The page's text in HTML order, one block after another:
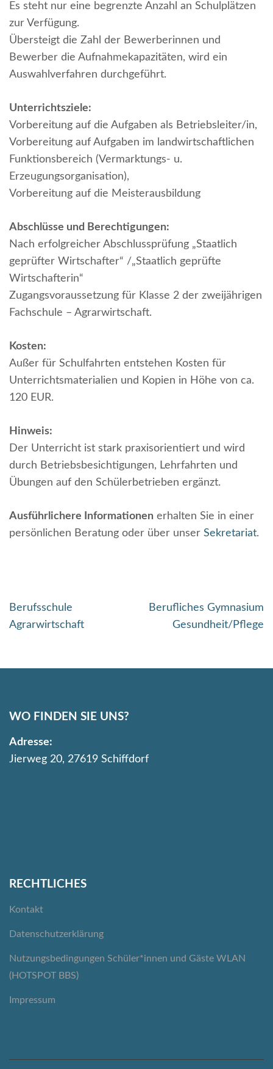
Es steht nur eine begrenzte Anzahl an Schulplätzen
zur Verfügung.
Übersteigt die Zahl der Bewerberinnen und
Bewerber die Aufnahmekapazitäten, wird ein
Auswahlverfahren durchgeführt.
Unterrichtsziele:
Vorbereitung auf die Aufgaben als Betriebsleiter/in,
Vorbereitung auf Aufgaben im landwirtschaftlichen
Funktionsbereich (Vermarktungs- u.
Erzeugungsorganisation),
Vorbereitung auf die Meisterausbildung
Abschlüsse und Berechtigungen:
Nach erfolgreicher Abschlussprüfung „Staatlich
geprüfter Wirtschafter“ /„Staatlich geprüfte
Wirtschafterin“
Zugangsvoraussetzung für Klasse 2 der zweijährigen
Fachschule – Agrarwirtschaft.
Kosten:
Außer für Schulfahrten entstehen Kosten für
Unterrichtsmaterialien und Kopien in Höhe von ca.
120 EUR.
Hinweis:
Der Unterricht ist stark praxisorientiert und wird
durch Betriebsbesichtigungen, Lehrfahrten und
Übungen auf den Schülerbetrieben ergänzt.
Ausführlichere Informationen erhalten Sie in einer
persönlichen Beratung oder über unser Sekretariat.
Beitragsnavigation
Berufsschule
Agrarwirtschaft
Berufliches Gymnasium
Gesundheit/Pflege
WO FINDEN SIE UNS?
Adresse:
Jierweg 20, 27619 Schiffdorf
RECHTLICHES
Kontakt
Datenschutzerklärung
Nutzungsbedingungen Schüler*innen und Gäste WLAN
(HOTSPOT BBS)
Impressum